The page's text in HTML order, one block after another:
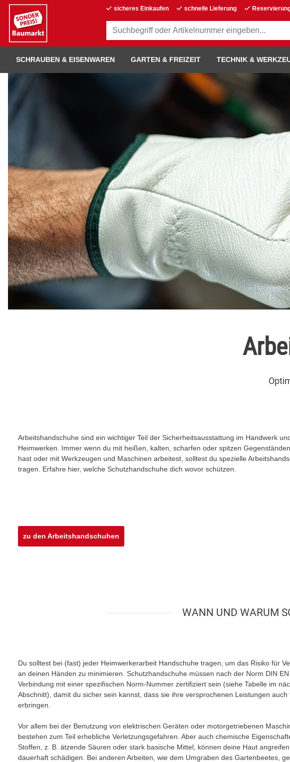
sicheres Einkaufen schnelle Lieferung
SCHRAUBEN & EISENWAREN GARTEN & FREIZEIT TECHNIK &
Arbeitshandschuhe sind ein wichtiger Teil der Sicherheitsausstattung im Handwerk
Heimwerken. Immer wenn du mit heißen, kalten, scharfen oder spitzen
hast oder mit Werkzeugen und Maschinen arbeitest, solltest du spezielle
tragen. Erfahre hier, welche Schutzhandschuhe dich wovor schützen.
zu den Arbeitshandschuhen
WANN UND WARUM
Du solltest bei (fast) jeder Heimwerkerarbeit Handschuhe tragen, um das Risiko für
an deinen Händen zu minimieren. Schutzhandschuhe müssen nach der Norm DIN
Verbindung mit einer spezifischen Norm-Nummer zertifiziert sein (siehe Tabelle im
Abschnitt), damit du sicher sein kannst, dass sie ihre versprochenen Leistungen auch
erbringen.
Vor allem bei der Benutzung von elektrischen Geräten oder motorgetriebenen
bestehen zum Teil erhebliche Verletzungsgefahren. Aber auch chemische
Stoffen, z. B. ätzende Säuren oder stark basische Mittel, können deine Haut
dauerhaft schädigen. Bei anderen Arbeiten, wie dem Umgraben des Gartenbeetes,